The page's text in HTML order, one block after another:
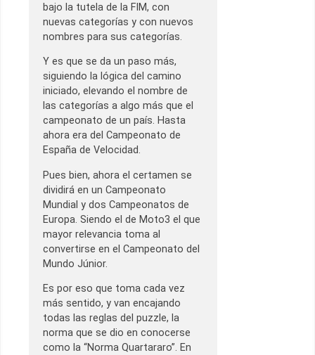
bajo la tutela de la FIM, con
nuevas categorías y con nuevos
nombres para sus categorías.
Y es que se da un paso más,
siguiendo la lógica del camino
iniciado, elevando el nombre de
las categorías a algo más que el
campeonato de un país. Hasta
ahora era del Campeonato de
España de Velocidad.
Pues bien, ahora el certamen se
dividirá en un Campeonato
Mundial y dos Campeonatos de
Europa. Siendo el de Moto3 el que
mayor relevancia toma al
convertirse en el Campeonato del
Mundo Júnior.
Es por eso que toma cada vez
más sentido, y van encajando
todas las reglas del puzzle, la
norma que se dio en conocerse
como la “Norma Quartararo”. En